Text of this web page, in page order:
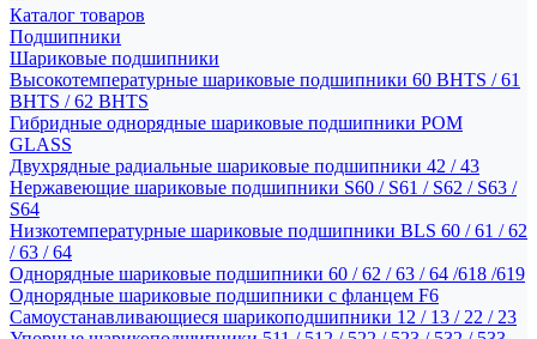
Каталог товаров
Подшипники
Шариковые подшипники
Высокотемпературные шариковые подшипники 60 BHTS / 61
BHTS / 62 BHTS
Гибридные однорядные шариковые подшипники POM
GLASS
Двухрядные радиальные шариковые подшипники 42 / 43
Нержавеющие шариковые подшипники S60 / S61 / S62 / S63 /
S64
Низкотемпературные шариковые подшипники BLS 60 / 61 / 62
/ 63 / 64
Однорядные шариковые подшипники 60 / 62 / 63 / 64 /618 /619
Однорядные шариковые подшипники с фланцем F6
Самоустанавливающиеся шарикоподшипники 12 / 13 / 22 / 23